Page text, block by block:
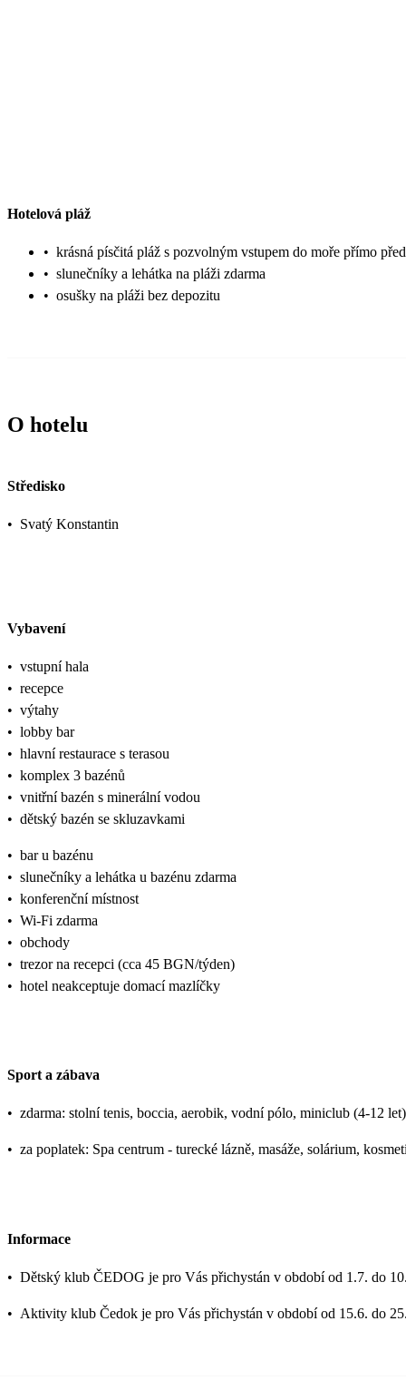
Hotelová pláž
• krásná písčitá pláž s pozvolným vstupem do moře přímo
• slunečníky a lehátka na pláži zdarma
• osušky na pláži bez depozitu
O hotelu
Středisko
• Svatý Konstantin
Vybavení
• vstupní hala
• recepce
• výtahy
• lobby bar
• hlavní restaurace s terasou
• komplex 3 bazénů
• vnitřní bazén s minerální vodou
• dětský bazén se skluzavkami
• bar u bazénu
• slunečníky a lehátka u bazénu zdarma
• konferenční místnost
• Wi-Fi zdarma
• obchody
• trezor na recepci (cca 45 BGN/týden)
• hotel neakceptuje domací mazlíčky
Sport a zábava
• zdarma: stolní tenis, boccia, aerobik, vodní pólo, miniclub (4-12
• za poplatek: Spa centrum - turecké lázně, masáže, solárium,
Informace
• Dětský klub ČEDOG je pro Vás přichystán v období od 1.7. do
• Aktivity klub Čedok je pro Vás přichystán v období od 15.6. do